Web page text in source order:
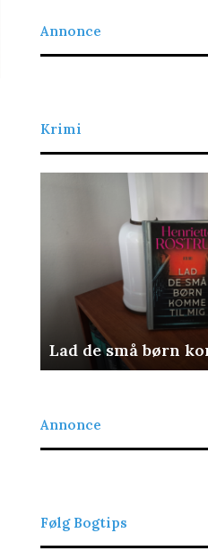
Annonce
Krimi
Det retfærdige blod
Annonce
Følg Bogtips